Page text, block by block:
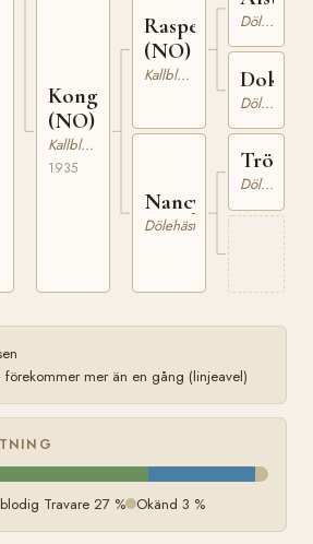
Kongsmolly
(NO)
Kallblodig Travare
1935
Rasper
(NO)
Kallblodig Travare
Nancy
Dölehäst
Dölehäst
Dokka
Dölehäst
Dölehäst
mer än en gång (linjeavel)
Travare 27 % Okänd 3 %